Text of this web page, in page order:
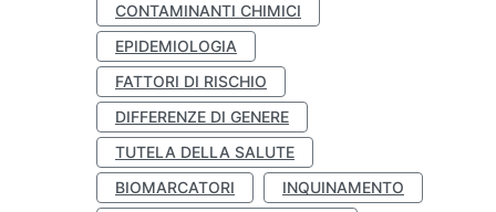
CONTAMINANTI CHIMICI
EPIDEMIOLOGIA
FATTORI DI RISCHIO
DIFFERENZE DI GENERE
TUTELA DELLA SALUTE
BIOMARCATORI
INQUINAMENTO